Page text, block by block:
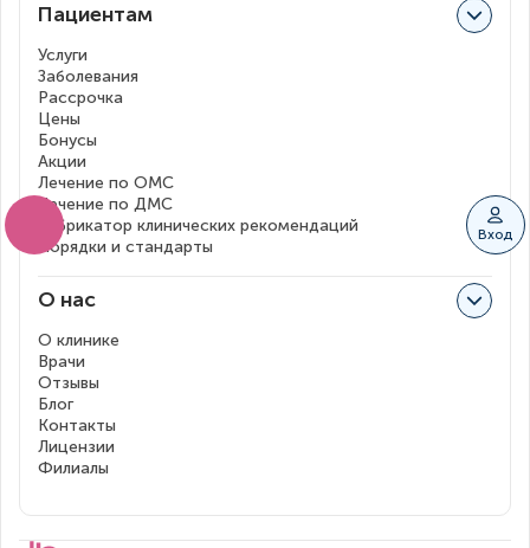
Вход
Пациентам
Услуги
Заболевания
Рассрочка
Цены
Бонусы
Акции
Лечение по ОМС
Лечение по ДМС
Рубрикатор клинических рекомендаций
Порядки и стандарты
О нас
О клинике
Врачи
Отзывы
Блог
Контакты
Лицензии
Филиалы